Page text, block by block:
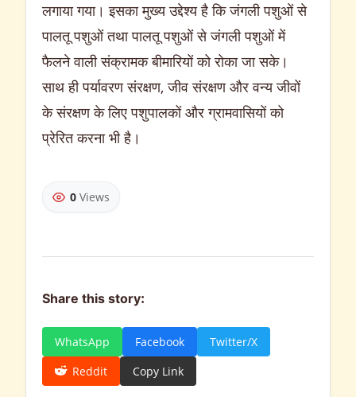
लगाया गया। इसका मुख्य उद्देश्य है कि जंगली पशुओं से
पालतू पशुओं तथा पालतू पशुओं से जंगली पशुओं में
फैलने वाली संक्रामक बीमारियों को रोका जा सके।
साथ ही पर्यावरण संरक्षण, जीव संरक्षण और वन्य जीवों
के संरक्षण के लिए पशुपालकों और ग्रामवासियों को
प्रेरित करना भी है।
0 Views
Share this story:
WhatsApp Facebook
Twitter/X
Reddit
Copy Link